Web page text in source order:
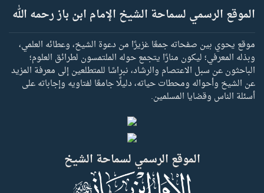
الموقع الرسمي لسماحة الشيخ الإمام ابن باز رحمه الله
موقع يحوي بين صفحاته جمعًا غزيرًا من دعوة الشيخ، وعطائه العلمي،
وبذله المعرفي؛ ليكون منارًا يتجمع حوله الملتمسون لطرائق العلوم؛
الباحثون عن سبل الاعتصام والرشاد، نبراسًا للمتطلعين إلى معرفة المزيد
عن الشيخ وأحواله ومحطات حياته، دليلًا جامعًا لفتاويه وإجاباته على
أسئلة الناس وقضايا المسلمين.
الموقع الرسمي لسماحة الشيخ